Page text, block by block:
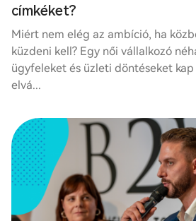
címkéket?
Miért nem elég az ambíció, ha
küzdeni kell? Egy női vállalkozó
ügyfeleket és üzleti döntéseket
elvá...